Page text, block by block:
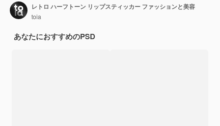
レトロ ハーフトーン リップスティッカー ファッションと美容
toia
あなたにおすすめのPSD